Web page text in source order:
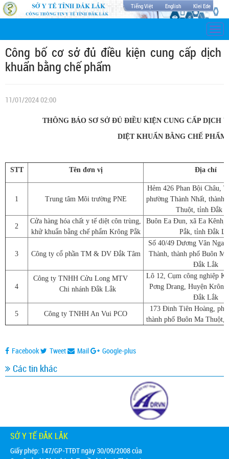
Tiếng Việt English Klei Ede
Công bố cơ sở đủ điều kiện cung cấp dịch
khuẩn bằng chế phẩm
11/01/2024 02:00
THÔNG BÁO SƠ SỞ ĐỦ ĐIỀU KIỆN CUNG CẤP DỊCH
DIỆT KHUẨN BẰNG CHẾ PHẨM
STT Tên đơn vị Địa chỉ
1 Trung tâm Môi trường PNE
Hẻm 426 Phan Bội Châu,
phường Thành Nhất, thành
Thuột, tỉnh Đắk
2
Cửa hàng hóa chất y tế diệt côn trùng,
khử khuẩn bằng chế phẩm Krông Pắk
Buôn Ea Đun, xã Ea Kênh,
Pắk, tỉnh Đắk
3 Công ty cổ phần TM & DV Đắk Tâm
Số 40/49 Dương Vân Nga,
Thành, thành phố Buôn
Đắk Lắk
4
Công ty TNHH Cửu Long MTV
Chi nhánh Đắk Lắk
Lô 12, Cụm công nghiệp
Pơng Drang, Huyện
Đắk Lắk
5 Công ty TNHH An Vui PCO
173 Đinh Tiên Hoàng,
thành phố Buôn Ma Thuột,
Facebook Tweet Mail Google-plus
Các tin khác
SỞ Y TẾ ĐẮK LẮK
Giấy phép: 147/GP-TTĐT ngày 30/09/2008 của